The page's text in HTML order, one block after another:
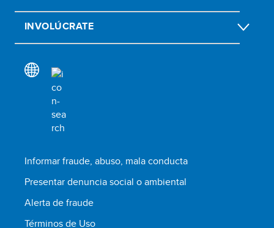
INVOLÚCRATE
Informar fraude, abuso, mala conducta
Presentar denuncia social o ambiental
Alerta de fraude
Términos de Uso